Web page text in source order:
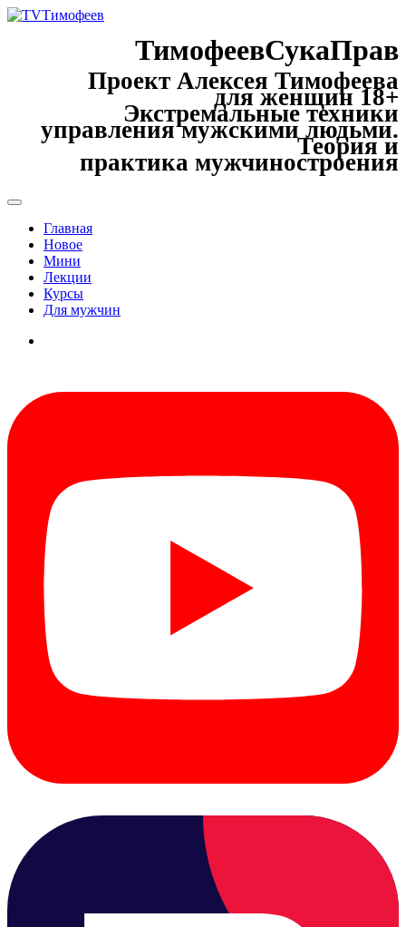
ТимофеевСукаПрав
Проект Алексея Тимофеева
для женщин 18+
Экстремальные техники
управления мужскими людьми.
Теория и
практика мужчиностроения
Главная
Новое
Мини
Лекции
Курсы
Для мужчин